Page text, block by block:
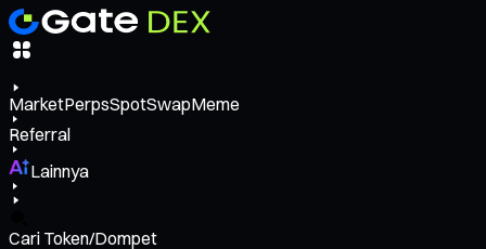
MarketPerpsSpotSwapMeme
Referral
Lainnya
Cari Token/Dompet